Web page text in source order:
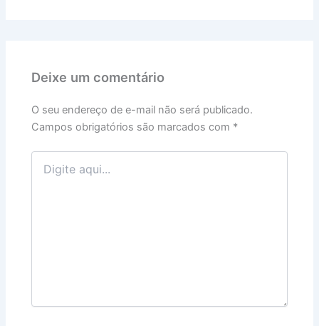
Deixe um comentário
O seu endereço de e-mail não será publicado.
Campos obrigatórios são marcados com *
Digite
aqui...